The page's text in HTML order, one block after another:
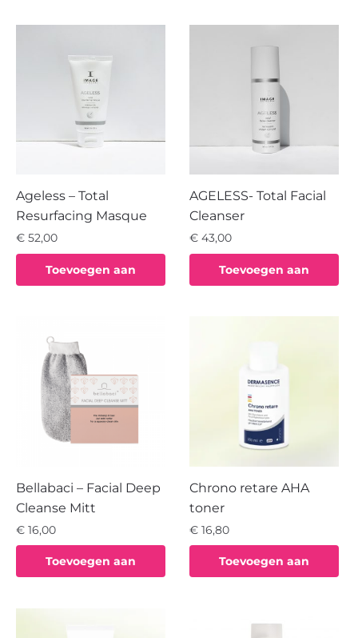
Ageless – Total
Resurfacing Masque
€ 52,00
Toevoegen aan
AGELESS- Total Facial
Cleanser
€ 43,00
Toevoegen aan
Bellabaci – Facial Deep
Cleanse Mitt
€ 16,00
Toevoegen aan
Chrono retare AHA
toner
€ 16,80
Toevoegen aan